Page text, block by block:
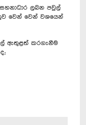
ලබන පවුල්
වෙන් වෙන් වශයෙන්
ඇතුළත් කරගැනීම